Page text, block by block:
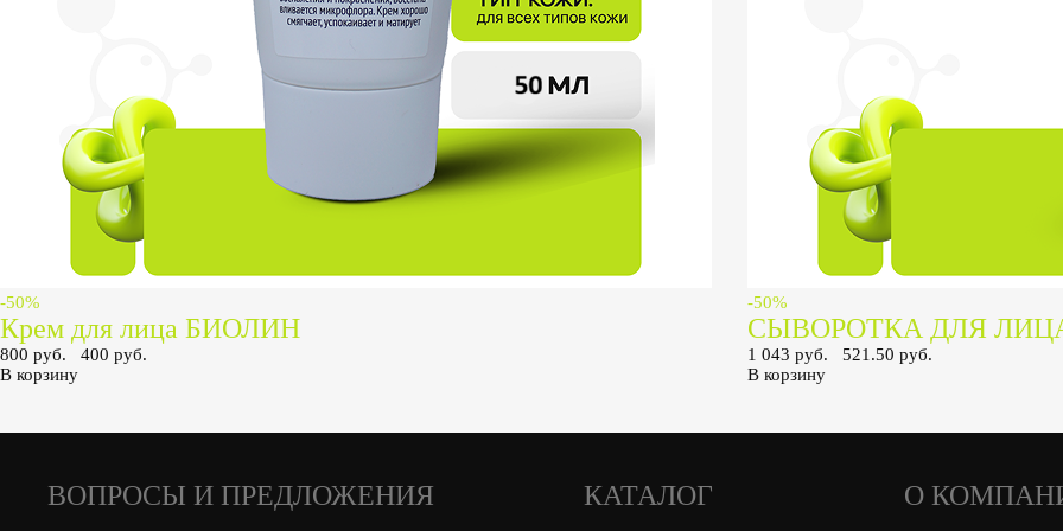
-50%
Крем для лица БИОЛИН
800 руб.
400 руб.
В корзину
-50%
СЫВОРОТКА ДЛЯ ЛИЦА
1 043 руб.
521.50 руб.
В корзину
ВОПРОСЫ И ПРЕДЛОЖЕНИЯ КАТАЛОГ О